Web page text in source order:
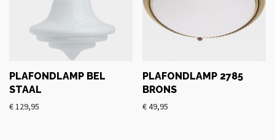
PLAFONDLAMP BEL
STAAL
€129,95
PLAFONDLAMP 2785
BRONS
€49,95